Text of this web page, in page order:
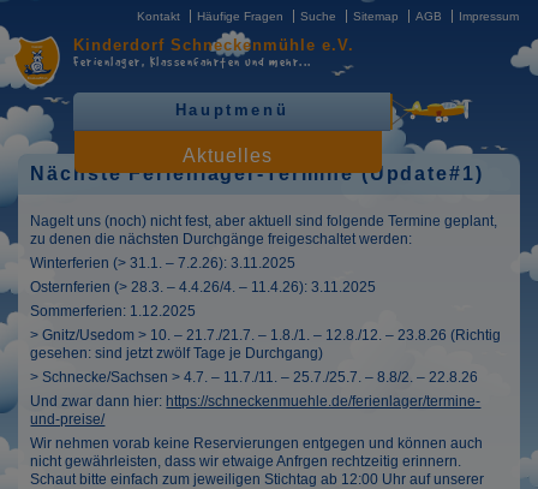
KinderdorfSchneckenmühle e.V.
Ferienlager, Klassenfahrten und mehr...
Hauptmenü
Aktuelles
Kontakt Häufige Fragen Suche Sitemap AGB Impressum
Nächste Ferienlager-Termine (Update#1)
Nagelt uns (noch) nicht fest, aber aktuell sind folgende Termine geplant,
zu denen die nächsten Durchgänge freigeschaltet werden:
Winterferien (> 31.1. – 7.2.26): 3.11.2025
Osternferien (> 28.3. – 4.4.26/4. – 11.4.26): 3.11.2025
Sommerferien: 1.12.2025
> Gnitz/Usedom > 10. – 21.7./21.7. – 1.8./1. – 12.8./12. – 23.8.26 (Richtig
gesehen: sind jetzt zwölf Tage je Durchgang)
> Schnecke/Sachsen > 4.7. – 11.7./11. – 25.7./25.7. – 8.8/2. – 22.8.26
Und zwar dann hier: https://schneckenmuehle.de/ferienlager/termine-
und-preise/
Wir nehmen vorab keine Reservierungen entgegen und können auch
nicht gewährleisten, dass wir etwaige Anfrgen rechtzeitig erinnern.
Schaut bitte einfach zum jeweiligen Stichtag ab 12:00 Uhr auf unserer